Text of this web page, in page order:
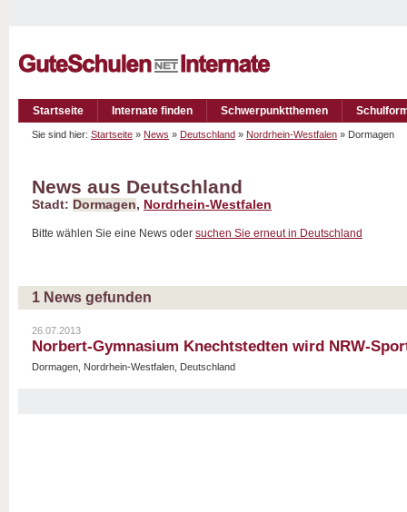
Startseite Internate finden Schwerpunktthemen
Sie sind hier: Startseite » News » Deutschland » Nordrhein-Westfalen » Dormagen
News aus Deutschland
Stadt: Dormagen, Nordrhein-Westfalen
Bitte wählen Sie eine News oder suchen Sie erneut in Deutschland
1 News gefunden
26.07.2013
Norbert-Gymnasium Knechtstedten wird NRW-
Dormagen, Nordrhein-Westfalen, Deutschland